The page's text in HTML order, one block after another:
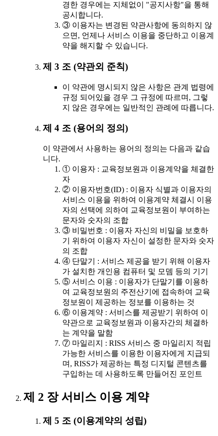
경한 경우에는 지체없이 "공지사항"을 통해
공시합니다.
③ 이용자는 변경된 약관사항에 동의하지 않
으면, 언제나 서비스 이용을 중단하고 이용계
약을 해지할 수 있습니다.
제 3 조 (약관외 준칙)
이 약관에 명시되지 않은 사항은 관계 법령에
규정 되어있을 경우 그 규정에 따르며, 그렇
지 않은 경우에는 일반적인 관례에 따릅니다.
제 4 조 (용어의 정의)
이 약관에서 사용하는 용어의 정의는 다음과 같습
니다.
① 이용자 : 교육정보원과 이용계약을 체결한
자
② 이용자번호(ID) : 이용자 식별과 이용자의
서비스 이용을 위하여 이용계약 체결시 이용
자의 선택에 의하여 교육정보원이 부여하는
문자와 숫자의 조합
③ 비밀번호 : 이용자 자신의 비밀을 보호하
기 위하여 이용자 자신이 설정한 문자와 숫자
의 조합
④ 단말기 : 서비스 제공을 받기 위해 이용자
가 설치한 개인용 컴퓨터 및 모뎀 등의 기기
⑤ 서비스 이용 : 이용자가 단말기를 이용하
여 교육정보원의 주전산기에 접속하여 교육
정보원이 제공하는 정보를 이용하는 것
⑥ 이용계약 : 서비스를 제공받기 위하여 이
약관으로 교육정보원과 이용자간의 체결하
는 계약을 말함
⑦ 마일리지 : RISS 서비스 중 마일리지 적립
가능한 서비스를 이용한 이용자에게 지급되
며, RISS가 제공하는 특정 디지털 콘텐츠를
구입하는 데 사용하도록 만들어진 포인트
제 2 장 서비스 이용 계약
제 5 조 (이용계약의 성립)